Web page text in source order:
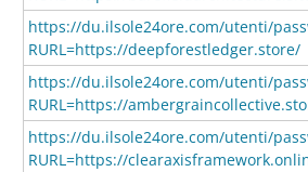
https://du.ilsole24ore.com/utenti/
RURL=https://deepforestledger.store/
https://du.ilsole24ore.com/utenti/
RURL=https://
https://du.ilsole24ore.com/utenti/
RURL=https://